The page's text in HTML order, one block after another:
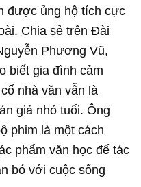
được ủng hộ tích cực
Chia sẻ trên Đài
Phương Vũ,
biết gia đình cảm
nhà văn vẫn là
giả nhỏ tuổi. Ông
phim là một cách
phẩm văn học để tác
bó với cuộc sống